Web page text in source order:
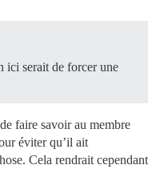
ici serait de forcer une
faire savoir au membre
éviter qu’il ait
Cela rendrait cependant